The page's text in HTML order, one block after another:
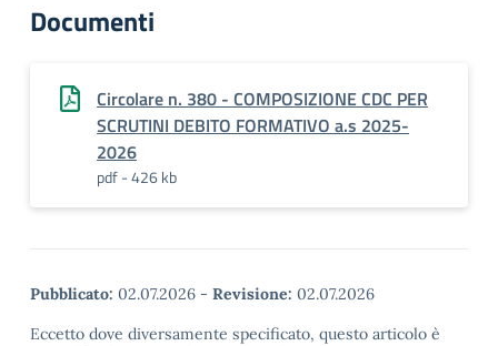
Documenti
Circolare n. 380 - COMPOSIZIONE CDC PER
SCRUTINI DEBITO FORMATIVO a.s 2025-
2026
pdf - 426 kb
Pubblicato: 02.07.2026 - Revisione: 02.07.2026
Eccetto dove diversamente specificato, questo articolo è